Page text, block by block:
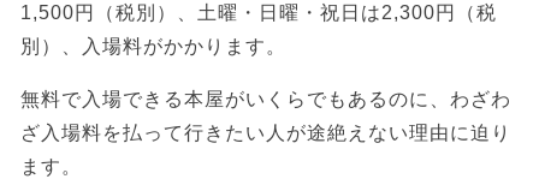
1,500円（税別）、土曜・日曜・祝日は2,300円（税
別）、入場料がかかります。
無料で入場できる本屋がいくらでもあるのに、わざわ
ざ入場料を払って行きたい人が途絶えない理由に迫り
ます。